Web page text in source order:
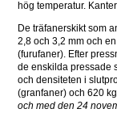
hög temperatur.
De träfanerskikt som
2,8 och 3,2 mm och
(furufaner). Efter
de enskilda pressade
och densiteten i
(granfaner) och 620
och med den 24